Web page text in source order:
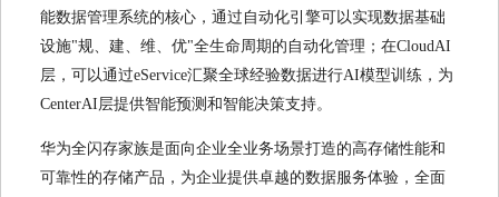
能数据管理系统的核心，通过自动化引擎可以实现数据基础
设施"规、建、维、优"全生命周期的自动化管理；在CloudAI
层，可以通过eService汇聚全球经验数据进行AI模型训练，为
CenterAI层提供智能预测和智能决策支持。
华为全闪存家族是面向企业全业务场景打造的高存储性能和
可靠性的存储产品，为企业提供卓越的数据服务体验，全面